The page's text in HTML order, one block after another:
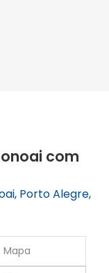
com
Porto Alegre,
Mapa